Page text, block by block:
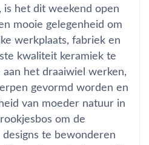
is het dit weekend open
mooie gelegenheid om
werkplaats, fabriek en
kwaliteit keramiek te
aan het draaiwiel werken,
gevormd worden en
van moeder natuur in
om de
te bewonderen